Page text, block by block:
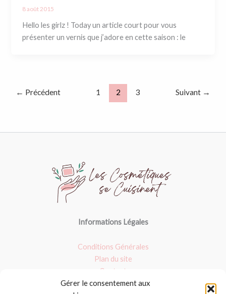
Gérer le consentement aux
8 août 2015
Hello les girlz ! Today un article court pour vous
présenter un vernis que j’adore en cette saison : le
← Précédent 1 2 3 Suivant →
Informations Légales
Conditions Générales
Plan du site
Contact
Nos dossiers